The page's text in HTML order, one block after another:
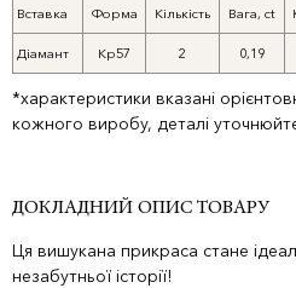
Вставка Форма Кількість Вага, ct
Діамант Кр57 2 0,19
*характеристики вказані
кожного виробу, деталі
ДОКЛАДНИЙ ОПИС ТОВАРУ
Ця вишукана прикраса стане
незабутньої історії!